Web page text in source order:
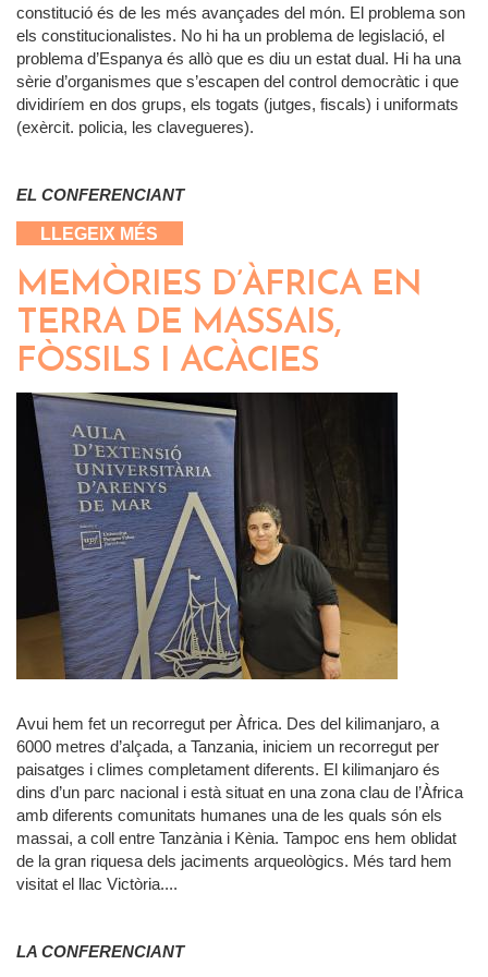
constitució és de les més avançades del món. El problema son
els constitucionalistes. No hi ha un problema de legislació, el
problema d’Espanya és allò que es diu un estat dual. Hi ha una
sèrie d’organismes que s’escapen del control democràtic i que
dividiríem en dos grups, els togats (jutges, fiscals) i uniformats
(exèrcit. policia, les clavegueres).
EL CONFERENCIANT
LLEGEIX MÉS
MEMÒRIES D’ÀFRICA EN
TERRA DE MASSAIS,
FÒSSILS I ACÀCIES
Avui hem fet un recorregut per Àfrica. Des del kilimanjaro, a
6000 metres d’alçada, a Tanzania, iniciem un recorregut per
paisatges i climes completament diferents. El kilimanjaro és
dins d’un parc nacional i està situat en una zona clau de l’Àfrica
amb diferents comunitats humanes una de les quals són els
massai, a coll entre Tanzània i Kènia. Tampoc ens hem oblidat
de la gran riquesa dels jaciments arqueològics. Més tard hem
visitat el llac Victòria....
LA CONFERENCIANT